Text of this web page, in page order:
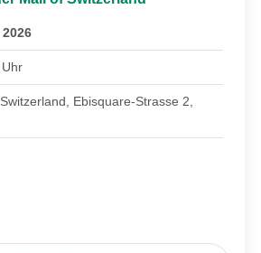
Ebisquare-Strasse 2,